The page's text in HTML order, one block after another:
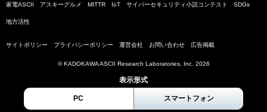
家電ASCII アスキーグルメ MITTR IoT サイバーセキュリティ小説コンテスト SDGs
地方活性
サイトポリシー プライバシーポリシー 運営会社 お問い合わせ 広告掲載
© KADOKAWA ASCII Research Laboratories, Inc. 2026
表示形式
PC スマートフォン